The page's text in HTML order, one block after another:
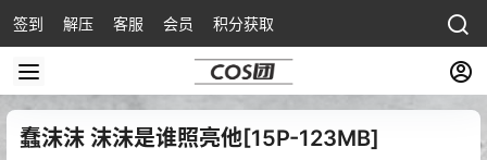
签到 解压 客服 会员 积分获取
蠢沫沫 沫沫是谁照亮他[15P-123MB]